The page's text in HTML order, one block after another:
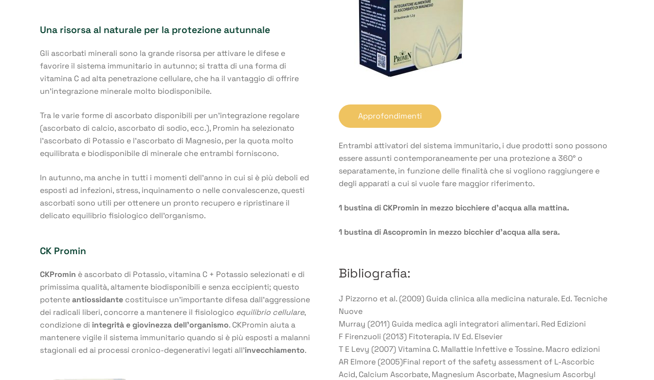
Una risorsa al naturale per la protezione autunnale
Gli ascorbati minerali sono la grande risorsa per attivare le difese e
favorire il sistema immunitario in autunno; si tratta di una forma di
vitamina C ad alta penetrazione cellulare, che ha il vantaggio di offrire
un’integrazione minerale molto biodisponibile.
Tra le varie forme di ascorbato disponibili per un’integrazione regolare
(ascorbato di calcio, ascorbato di sodio, ecc.), Promin ha selezionato
l’ascorbato di Potassio e l’ascorbato di Magnesio, per la quota molto
equilibrata e biodisponibile di minerale che entrambi forniscono.
In autunno, ma anche in tutti i momenti dell’anno in cui si è più deboli ed
esposti ad infezioni, stress, inquinamento o nelle convalescenze, questi
ascorbati sono utili per ottenere un pronto recupero e ripristinare il
delicato equilibrio fisiologico dell’organismo.
CK Promin
CKPromin è ascorbato di Potassio, vitamina C + Potassio selezionati e di
primissima qualità, altamente biodisponibili e senza eccipienti; questo
potenteantiossidante costituisce un’importante difesa dall’aggressione
dei radicali liberi, concorre a mantenere il fisiologico equilibrio cellulare,
condizione di integrità e giovinezza dell’organismo. CKPromin aiuta a
mantenere vigile il sistema immunitario quando si è più esposti a malanni
stagionali ed ai processi cronico-degenerativi legati all’invecchiamento.
Approfondimenti
Entrambi attivatori del sistema immunitario, i due prodotti sono possono
essere assunti contemporaneamente per una protezione a 360° o
separatamente, in funzione delle finalità che si vogliono raggiungere e
degli apparati a cui si vuole fare maggior riferimento.
1 bustina di CKPromin in mezzo bicchiere d’acqua alla mattina.
1 bustina di Ascopromin in mezzo bicchier d’acqua alla sera.
Bibliografia:
J Pizzorno et al. (2009) Guida clinica alla medicina naturale. Ed. Tecniche
Nuove
Murray (2011) Guida medica agli integratori alimentari. Red Edizioni
F Firenzuoli (2013) Fitoterapia. IV Ed. Elsevier
T E Levy (2007) Vitamina C. Mallattie Infettive e Tossine. Macro edizioni
AR Elmore (2005)Final report of the safety assessment of L-Ascorbic
Acid, Calcium Ascorbate, Magnesium Ascorbate, Magnesium Ascorbyl